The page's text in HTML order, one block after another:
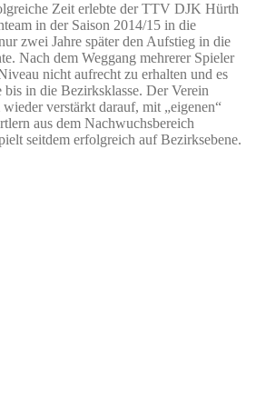
Zeit erlebte der TTV DJK Hürth
in der Saison 2014/15 in die
zwei Jahre später den Aufstieg in die
Nach dem Weggang mehrerer Spieler
nicht aufrecht zu erhalten und es
bis in die Bezirksklasse. Der Verein
verstärkt darauf, mit „eigenen“
aus dem Nachwuchsbereich
seitdem erfolgreich auf Bezirksebene.